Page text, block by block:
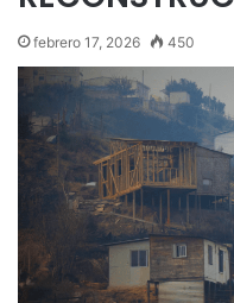
febrero 17, 2026 450